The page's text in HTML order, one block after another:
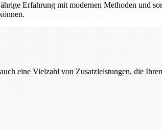
Erfahrung mit modernen Methoden und
eine Vielzahl von Zusatzleistungen, die